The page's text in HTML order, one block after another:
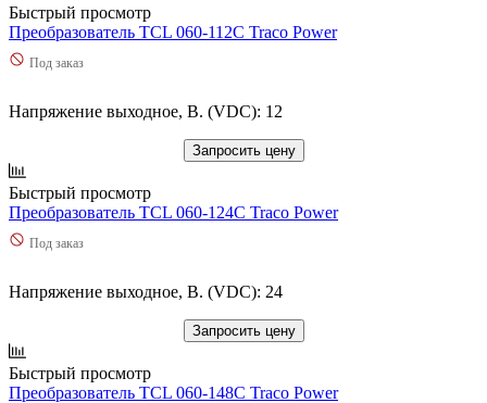
Быстрый просмотр
Преобразователь TCL 060-112C Traco Power
Под заказ
Напряжение выходное, В. (VDC): 12
Запросить цену
Быстрый просмотр
Преобразователь TCL 060-124C Traco Power
Под заказ
Напряжение выходное, В. (VDC): 24
Запросить цену
Быстрый просмотр
Преобразователь TCL 060-148C Traco Power